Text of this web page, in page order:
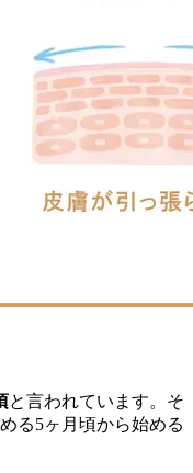
と言われています。そ
る5ヶ月頃から始める